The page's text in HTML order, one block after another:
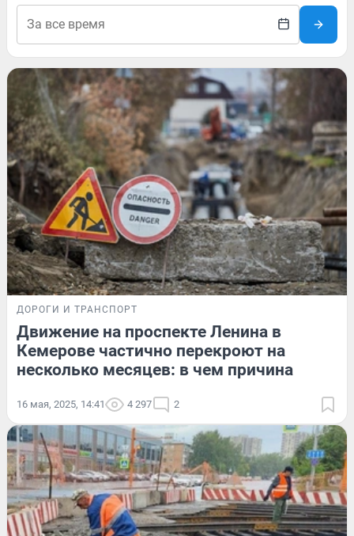
ДОРОГИ И ТРАНСПОРТ
Движение на проспекте Ленина в
Кемерове частично перекроют на
несколько месяцев: в чем причина
16 мая, 2025, 14:41 4 297 2